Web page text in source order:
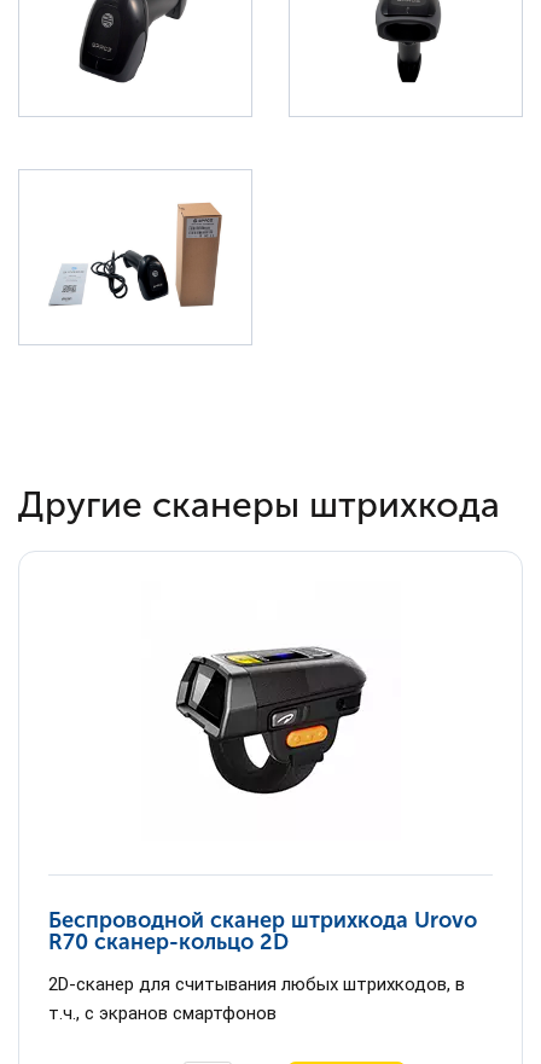
Другие сканеры штрихкода
Беспроводной сканер штрихкода Urovo
R70 сканер-кольцо 2D
2D-сканер для считывания любых штрихкодов, в
т.ч., с экранов смартфонов